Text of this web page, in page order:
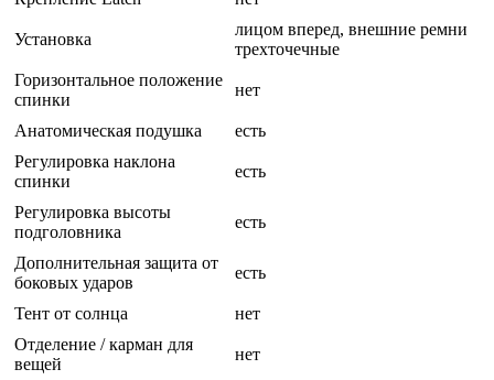
Установка
лицом вперед, внешние ремни
трехточечные
Горизонтальное положение
спинки
нет
Анатомическая подушка
есть
Регулировка наклона
спинки
есть
Регулировка высоты
подголовника
есть
Дополнительная защита от
боковых ударов
есть
Тент от солнца
нет
Отделение / карман для
вещей
нет